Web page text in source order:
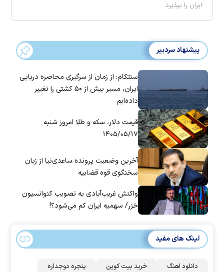
ایران را بپذیرد
پیشنهاد سردبیر
سنتکام: از زمان از سرگیری محاصره دریایی
ایران، مسیر بیش از ۵۰ کشتی را تغییر
داده‌ایم
قیمت دلار، سکه و طلا امروز شنبه
۱۴۰۵/۰۵/۱۷
آخرین وضعیت پرونده ساعدی‌نیا از زبان
سخنگوی قوه قضاییه
واکنش غریب‌آبادی به تصویب کنوانسیون
خزر/ سهمیه ایران کم می‌شود؟!
لینک های مفید
دانلود اهنگ خرید بیت کوین پنجره دوجداره